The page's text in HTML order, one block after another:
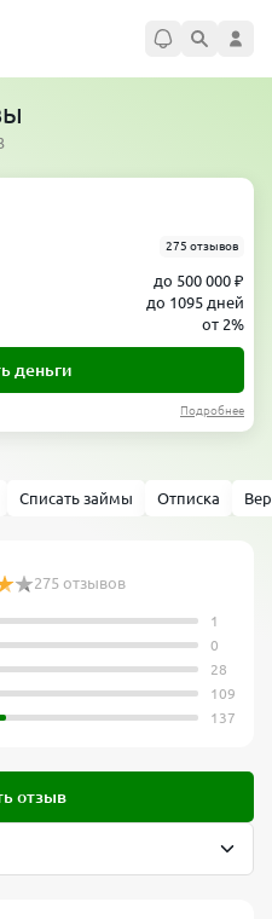
275 отзывов
до 500 000 ₽
до 1095 дней
от 2%
деньги
Подробнее
Списать займы Отписка
275 отзывов
1
0
28
109
137
отзыв